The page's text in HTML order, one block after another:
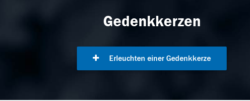
Gedenkkerzen
Erleuchten einer Gedenkkerze